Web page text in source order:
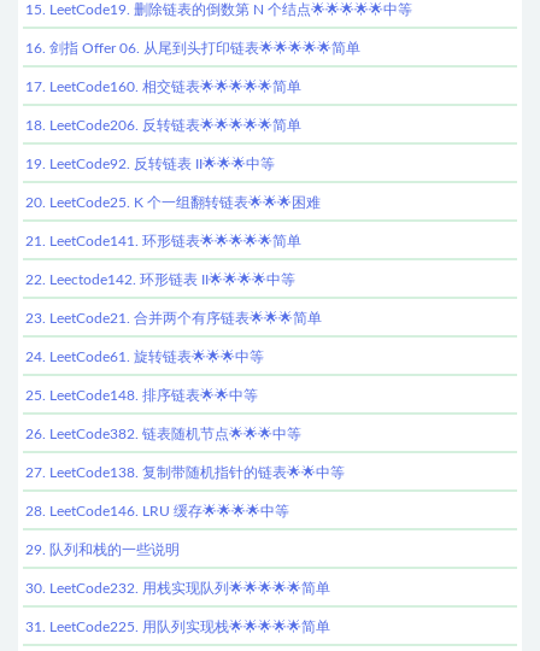
15. LeetCode19. 删除链表的倒数第 N 个结点🌟🌟🌟🌟🌟中等
16. 剑指 Offer 06. 从尾到头打印链表🌟🌟🌟🌟🌟简单
17. LeetCode160. 相交链表🌟🌟🌟🌟🌟简单
18. LeetCode206. 反转链表🌟🌟🌟🌟🌟简单
19. LeetCode92. 反转链表 II🌟🌟🌟中等
20. LeetCode25. K 个一组翻转链表🌟🌟🌟困难
21. LeetCode141. 环形链表🌟🌟🌟🌟🌟简单
22. Leectode142. 环形链表 II🌟🌟🌟🌟中等
23. LeetCode21. 合并两个有序链表🌟🌟🌟简单
24. LeetCode61. 旋转链表🌟🌟🌟中等
25. LeetCode148. 排序链表🌟🌟中等
26. LeetCode382. 链表随机节点🌟🌟🌟中等
27. LeetCode138. 复制带随机指针的链表🌟🌟中等
28. LeetCode146. LRU 缓存🌟🌟🌟🌟中等
29. 队列和栈的一些说明
30. LeetCode232. 用栈实现队列🌟🌟🌟🌟🌟简单
31. LeetCode225. 用队列实现栈🌟🌟🌟🌟🌟简单